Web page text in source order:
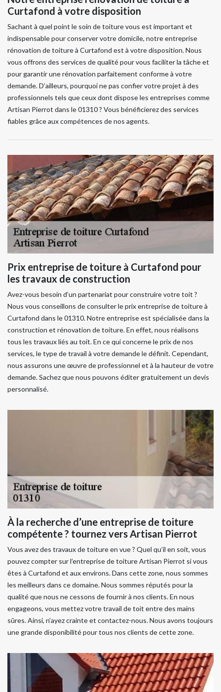
Curtafond à votre disposition
Sachant à quel point le soin de toiture vous est important et
indispensable pour conserver votre domicile, notre entreprise
rénovation de toiture à Curtafond est à votre disposition. Nous
vous offrons des services de qualité pour vous faciliter la tâche et
pour garantir une rénovation parfaitement conforme à votre
demande. D’ailleurs, pourquoi ne pas confier votre projet à des
professionnels tels que ceux dont dispose les entreprises comme
Artisan Pierrot dans le 01310 ? Vous bénéficierez des services
fiables grâce aux compétences de nos agents.
Prix entreprise de toiture à Curtafond pour
les travaux de construction
Avez-vous besoin d’un partenariat pour construire votre toit ?
Nous vous conseillons de consulter le prix entreprise de toiture à
Curtafond dans le 01310. Notre entreprise est spécialisée dans la
construction et rénovation de toiture. En effet, nous réalisons
tous les travaux liés au toit. En ce qui concerne le prix de nos
services, le type de travail à votre demande le définit. Cependant,
nous assurons une œuvre de professionnel et à la hauteur de votre
demande. Sachez que nous pouvons éditer gratuitement un devis
personnalisé.
À la recherche d’une entreprise de toiture
compétente ? tournez vers Artisan Pierrot
Vous avez des travaux de toiture en vue ? Quel qu’il en soit, vous
pouvez compter sur l’entreprise de toiture Artisan Pierrot si vous
êtes à Curtafond et aux environs. Dans cette zone, nous sommes
les meilleurs dans ce domaine. Nous sommes réputés pour la
qualité que nous ne cessons de fournir à nos clients. En nous
engageons, vous mettez votre travail de toit entre des mains
sûres. Ainsi, n’ayez crainte et contactez-nous. Nous avons toujours
une grande disponibilité pour tous nos clients de cette zone.